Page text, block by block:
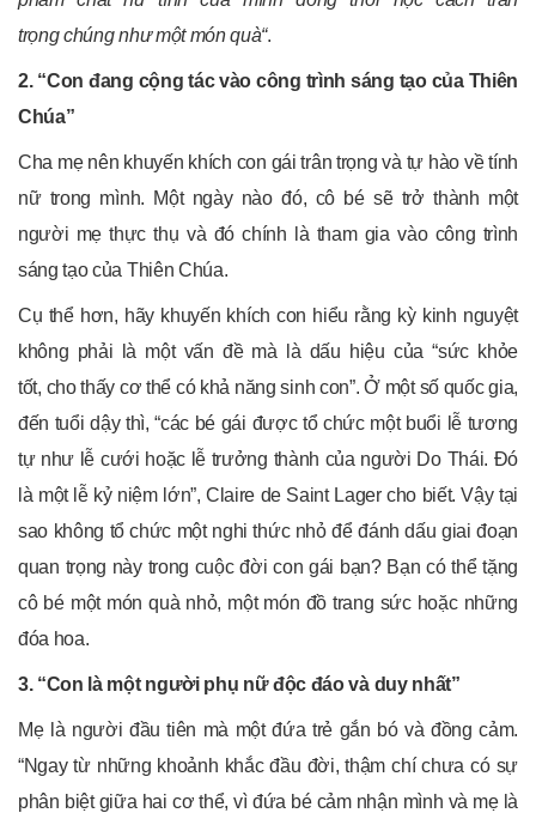
trọng chúng như một món quà“.
2. “Con đang cộng tác vào công trình sáng tạo của Thiên
Chúa”
Cha mẹ nên khuyến khích con gái trân trọng và tự hào về tính
nữ trong mình. Một ngày nào đó, cô bé sẽ trở thành một
người mẹ thực thụ và đó chính là tham gia vào công trình
sáng tạo của Thiên Chúa.
Cụ thể hơn, hãy khuyến khích con hiểu rằng kỳ kinh nguyệt
không phải là một vấn đề mà là dấu hiệu của “sức khỏe
tốt, cho thấy cơ thể có khả năng sinh con”. Ở một số quốc gia,
đến tuổi dậy thì, “các bé gái được tổ chức một buổi lễ tương
tự như lễ cưới hoặc lễ trưởng thành của người Do Thái. Đó
là một lễ kỷ niệm lớn”, Claire de Saint Lager cho biết. Vậy tại
sao không tổ chức một nghi thức nhỏ để đánh dấu giai đoạn
quan trọng này trong cuộc đời con gái bạn? Bạn có thể tặng
cô bé một món quà nhỏ, một món đồ trang sức hoặc những
đóa hoa.
3. “Con là một người phụ nữ độc đáo và duy nhất”
Mẹ là người đầu tiên mà một đứa trẻ gắn bó và đồng cảm.
“Ngay từ những khoảnh khắc đầu đời, thậm chí chưa có sự
phân biệt giữa hai cơ thể, vì đứa bé cảm nhận mình và mẹ là